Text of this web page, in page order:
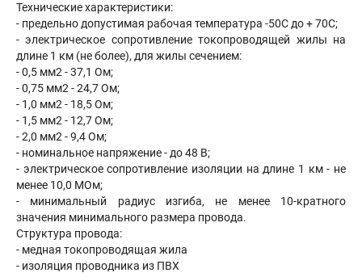
Технические характеристики:
- предельно допустимая рабочая температура -50С до + 70С;
- электрическое сопротивление токопроводящей жилы на
длине 1 км (не более), для жилы сечением:
- 0,5 мм2 - 37,1 Ом;
- 0,75 мм2 - 24,7 Ом;
- 1,0 мм2 - 18,5 Ом;
- 1,5 мм2 - 12,7 Ом;
- 2,0 мм2 - 9,4 Ом;
- номинальное напряжение - до 48 В;
- электрическое сопротивление изоляции на длине 1 км - не
менее 10,0 МОм;
- минимальный радиус изгиба, не менее 10-кратного
значения минимального размера провода.
Структура провода:
- медная токопроводящая жила
- изоляция проводника из ПВХ